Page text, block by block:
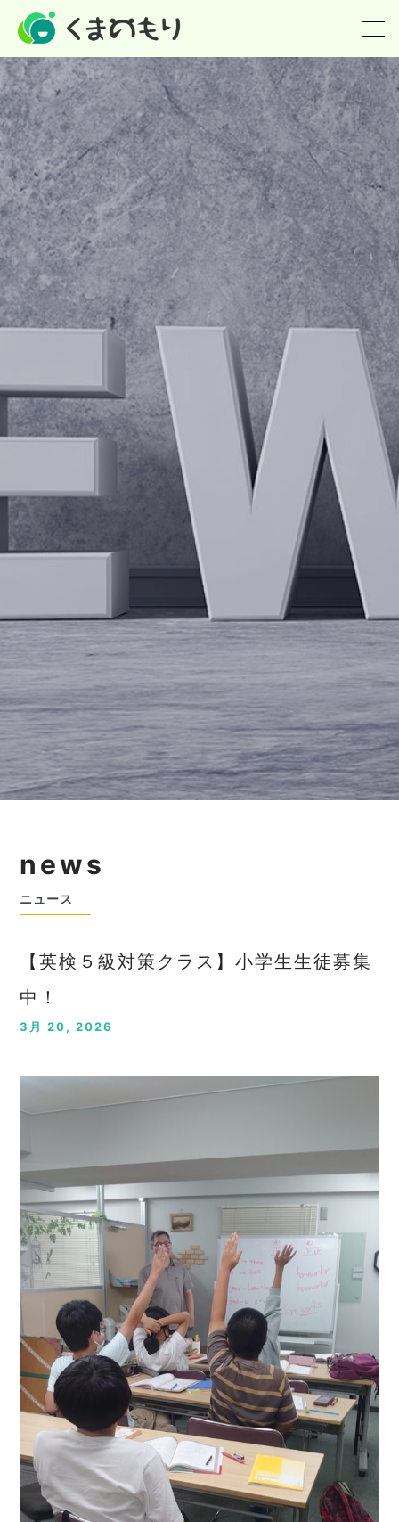
news
ニュース
【英検５級対策クラス】小学生生徒募集
中！
3月 20, 2026
ホーム
英会話(小学生)
英検
個別指導の塾
派遣(英語教師の派遣)
講師紹介
What's new！